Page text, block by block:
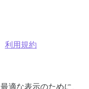
利用規約
適な表示のために、